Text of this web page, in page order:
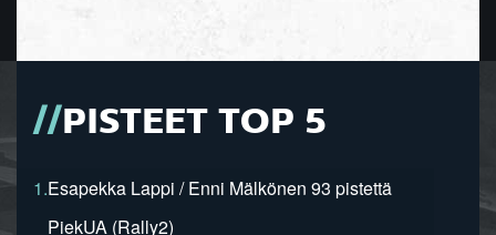
PISTEET TOP 5
1.Esapekka Lappi / Enni Mälkönen 93 pistettä
PiekUA (Rally2)